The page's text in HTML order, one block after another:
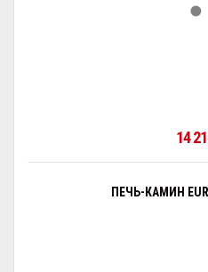
14
ПЕЧЬ-КАМИН